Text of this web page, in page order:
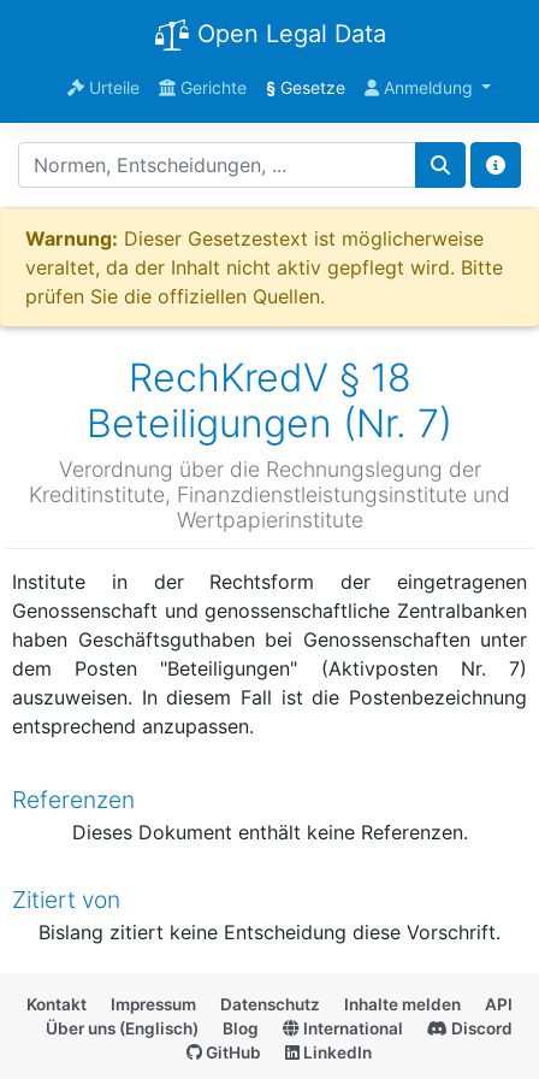
Open Legal Data
Urteile Gerichte §Gesetze Anmeldung
Warnung: Dieser Gesetzestext ist möglicherweise
veraltet, da der Inhalt nicht aktiv gepflegt wird. Bitte
prüfen Sie die offiziellen Quellen.
RechKredV § 18
Beteiligungen (Nr. 7)
Verordnung über die Rechnungslegung der
Kreditinstitute, Finanzdienstleistungsinstitute und
Wertpapierinstitute
Institute in der Rechtsform der eingetragenen
Genossenschaft und genossenschaftliche Zentralbanken
haben Geschäftsguthaben bei Genossenschaften unter
dem Posten "Beteiligungen" (Aktivposten Nr. 7)
auszuweisen. In diesem Fall ist die Postenbezeichnung
entsprechend anzupassen.
Referenzen
Dieses Dokument enthält keine Referenzen.
Zitiert von
Bislang zitiert keine Entscheidung diese Vorschrift.
Kontakt Impressum Datenschutz Inhalte melden
API
Über uns (Englisch)
Blog International
Discord
GitHub
LinkedIn